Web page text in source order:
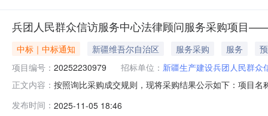
兵团人民群众信访服务中心法律顾问服务采购项目
中标｜中标通知 新疆维吾尔自治区 服务采购 服务
项目编号： 20252230979 招标单位： 新疆生产建设兵团人民群众
正文内容： 按照询比采购成交规则，现将采购结果公示如下：项目
成交金额优惠率现成交新疆钰尚远律师事务所中选2025-
发布时间： 2025-11-05 18:46